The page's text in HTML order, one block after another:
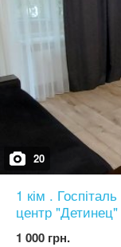
20
1 кім .
центр "Детинец"
1 000 грн.